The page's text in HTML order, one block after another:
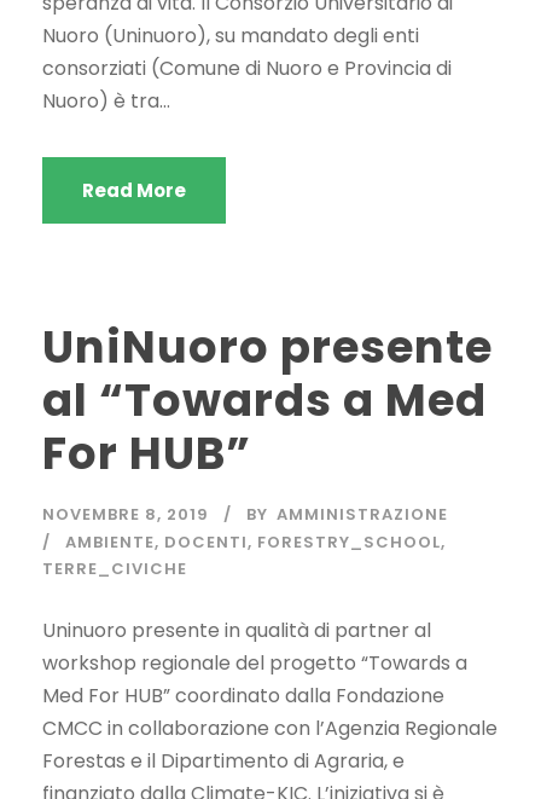
Nuoro (Uninuoro), su mandato degli enti
consorziati (Comune di Nuoro e Provincia di
Nuoro) è tra...
Read More
UniNuoro presente
al “Towards a Med
For HUB”
NOVEMBRE 8, 2019 BY AMMINISTRAZIONE
AMBIENTE, DOCENTI, FORESTRY_SCHOOL,
TERRE_CIVICHE
Uninuoro presente in qualità di partner al
workshop regionale del progetto “Towards a
Med For HUB” coordinato dalla Fondazione
CMCC in collaborazione con l’Agenzia Regionale
Forestas e il Dipartimento di Agraria, e